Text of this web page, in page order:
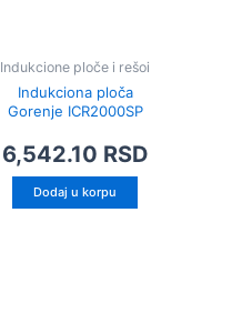
Indukcione ploče i rešoi
Indukciona ploča
Gorenje ICR2000SP
6,542.10 RSD
Dodaj u korpu